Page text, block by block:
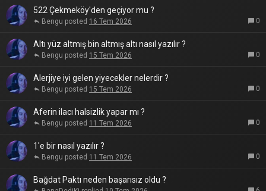
522 Çekmeköy'den geçiyor mu ?
0
16 Tem 2026
Bengu
Altı yüz altmış bin altmış altı nasıl yazılır ?
0
15 Tem 2026
Bengu
Alerjiye iyi gelen yiyecekler nelerdir ?
0
15 Tem 2026
Bengu
Aferin ilacı halsizlik yapar mı ?
0
11 Tem 2026
Bengu
1'e bir nasıl yazılır ?
0
11 Tem 2026
Bengu
Bağdat Paktı neden başarısız oldu ?